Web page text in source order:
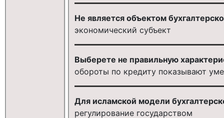
Не является объектом
экономический субъект
Выберете не правильную
обороты по кредиту показывают
Для исламской модели
регулирование государством